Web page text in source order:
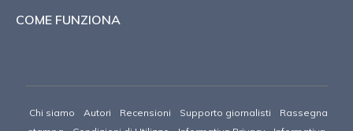
COME FUNZIONA
Chi siamo Autori Recensioni Supporto giornalisti
Rassegna